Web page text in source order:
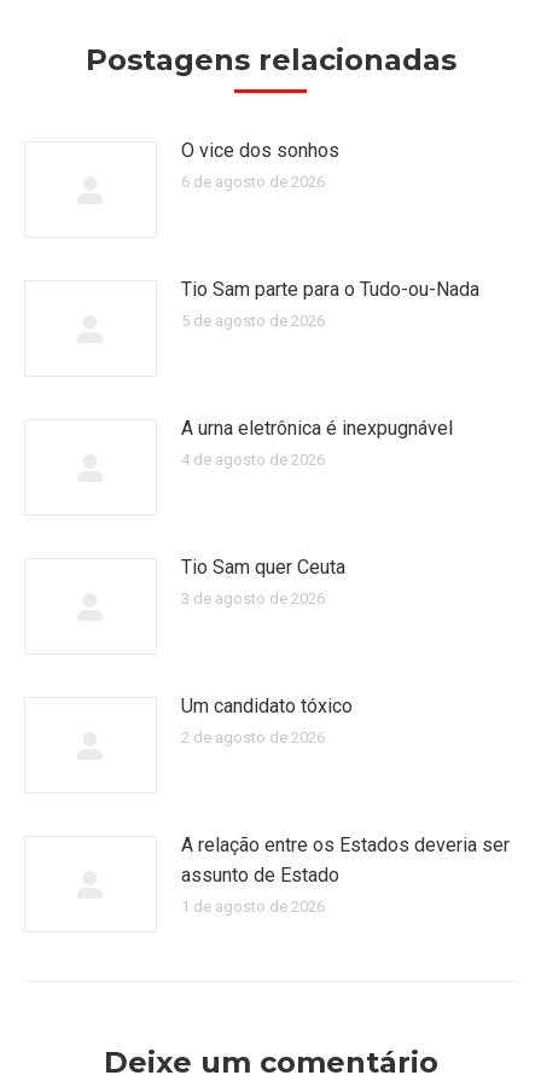
Postagens relacionadas
O vice dos sonhos
6 de agosto de 2026
Tio Sam parte para o Tudo-ou-Nada
5 de agosto de 2026
A urna eletrônica é inexpugnável
4 de agosto de 2026
Tio Sam quer Ceuta
3 de agosto de 2026
Um candidato tóxico
2 de agosto de 2026
A relação entre os Estados deveria ser
assunto de Estado
1 de agosto de 2026
Deixe um comentário